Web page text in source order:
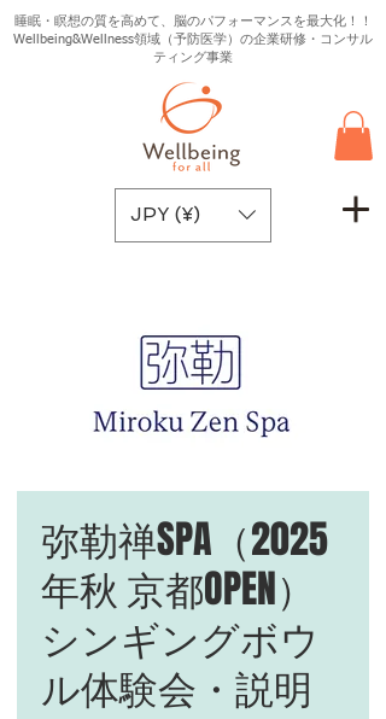
睡眠・瞑想の質を高めて、脳のパフォーマンスを最大化！！
Wellbeing&Wellness領域（予防医学）の企業研修・コンサル
ティング事業
JPY (¥)
弥勒禅SPA（2025
年秋 京都OPEN）
シンギングボウ
ル体験会・説明